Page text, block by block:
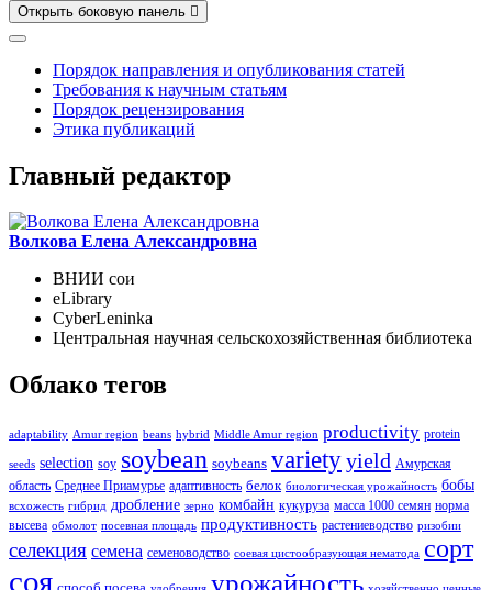
Открыть боковую панель
Порядок направления и опубликования статей
Требования к научным статьям
Порядок рецензирования
Этика публикаций
Главный редактор
Волкова Елена Александровна
ВНИИ сои
eLibrary
CyberLeninka
Центральная научная сельскохозяйственная библиотека
Облако тегов
adaptability Amur region beans hybrid Middle Amur region productivity protein
seeds selection soy soybean soybeans varietyyield Амурская
область Среднее Приамурье адаптивность белок биологическая урожайность бобы
всхожесть гибрид дробление зерно комбайн кукуруза масса 1000 семян норма
высева обмолот посевная площадь продуктивность растениеводство ризобии
селекция семена семеноводство соевая цистообразующая нематода сорт
соя урожайность